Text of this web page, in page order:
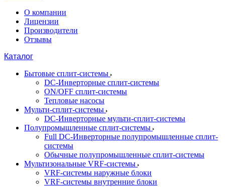
О компании
Лицензии
Производители
Отзывы
Каталог
Бытовые сплит-системы
DC-Инверторные сплит-системы
ON/OFF сплит-системы
Тепловые насосы
Мульти-сплит-системы
DC-Инверторные мульти-сплит-системы
Полупромышленные сплит-системы
Full DC-Инверторные полупромышленные сплит-
системы
Обычные полупромышленные сплит-системы
Мультизональные VRF-системы
VRF-системы наружные блоки
VRF-системы внутренние блоки